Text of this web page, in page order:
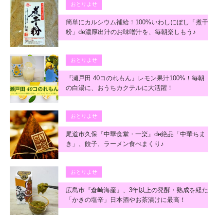
おとりよせ
簡単にカルシウム補給！100%いわしにぼし「煮干
粉」de濃厚出汁のお味噌汁を、毎朝楽しもう♪
おとりよせ
『瀬戸田 40コのれもん』レモン果汁100%！毎朝
の白湯に、おうちカクテルに大活躍！
おとりよせ
尾道市久保『中華食堂・一楽』de絶品「中華ちま
き」、餃子、ラーメン食べまくり♪
おとりよせ
広島市『倉崎海産』、3年以上の発酵・熟成を経た
「かきの塩辛」日本酒やお茶漬けに最高！